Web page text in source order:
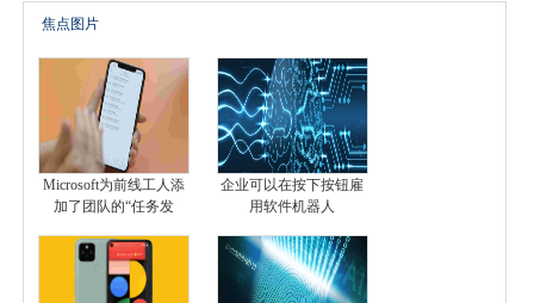
焦点图片
Microsoft为前线工人添
加了团队的“任务发
企业可以在按下按钮雇
用软件机器人